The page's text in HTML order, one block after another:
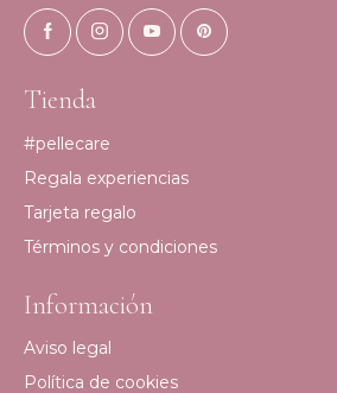
Tienda
#pellecare
Regala experiencias
Tarjeta regalo
Términos y condiciones
Información
Aviso legal
Política de cookies